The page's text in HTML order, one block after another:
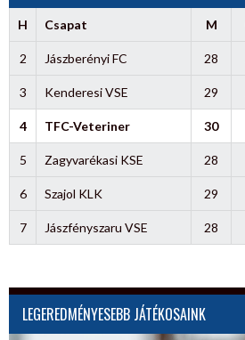
H Csapat M
2 Jászberényi FC 28
3 Kenderesi VSE 29
4 TFC-Veteriner 30
5 Zagyvarékasi KSE 28
6 Szajol KLK 29
7 Jászfényszaru VSE 28
LEGEREDMÉNYESEBB JÁTÉKOSAINK